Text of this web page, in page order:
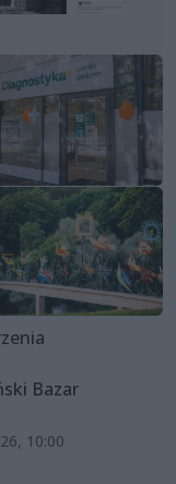
Bazar
10:00